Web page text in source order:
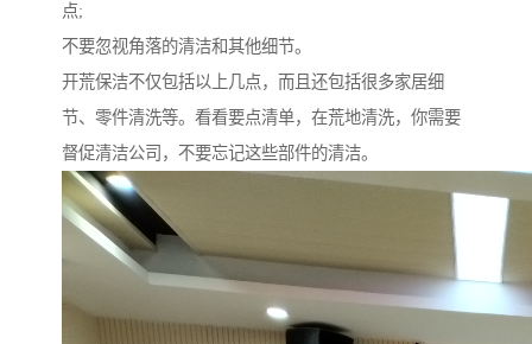
点;
不要忽视角落的清洁和其他细节。
开荒保洁不仅包括以上几点，而且还包括很多家居细
节、零件清洗等。看看要点清单，在荒地清洗，你需要
督促清洁公司，不要忘记这些部件的清洁。